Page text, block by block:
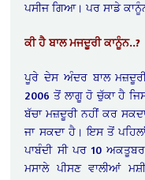
ਪਸੀਜ ਗਿਆ। ਪਰ ਸਾਡੇ
ਕੀ ਹੈ ਬਾਲ ਮਜਦੂਰੀ ਕਾਨੂੰਨ..?
ਪੂਰੇ ਦੇਸ ਅੰਦਰ ਬਾਲ
2006 ਤੋਂ ਲਾਗੂ ਹੋ ਚੁੱਕਾ ਹੈ
ਬੱਚਾ ਮਜ਼ਦੂਰੀ ਨਹੀਂ ਕਰ
ਜਾ ਸਕਦਾ ਹੈ। ਇਸ ਤੋਂ
ਪਾਬੰਦੀ ਸੀ ਪਰ 10
ਮਸਾਲੇ ਪੀਸਣ ਵਾਲੀਆਂ